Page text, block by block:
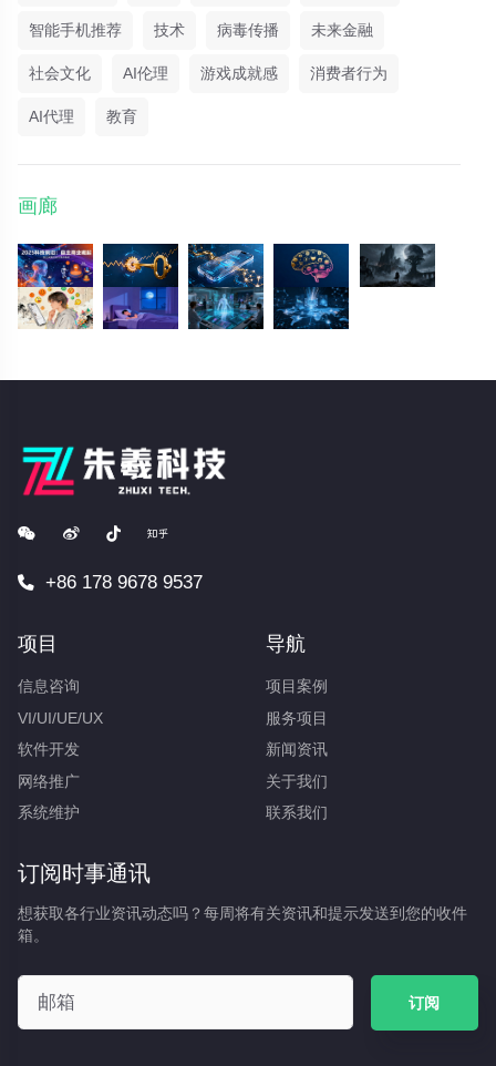
智能手机推荐 技术 病毒传播 未来金融
社会文化 AI伦理 游戏成就感 消费者行为
AI代理 教育
画廊
+86 178 9678 9537
项目
信息咨询
VI/UI/UE/UX
软件开发
网络推广
系统维护
导航
项目案例
服务项目
新闻资讯
关于我们
联系我们
订阅时事通讯
想获取各行业资讯动态吗？每周将有关资讯和提示发送到您的收件
箱。
订阅